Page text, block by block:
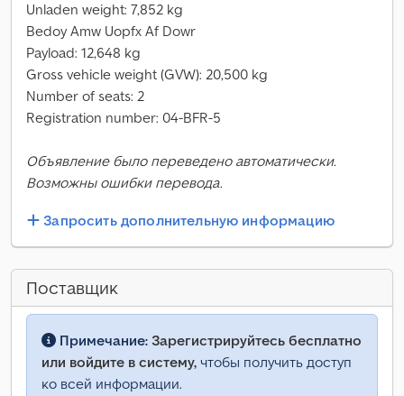
Unladen weight: 7,852 kg
Bedoy Amw Uopfx Af Dowr
Payload: 12,648 kg
Gross vehicle weight (GVW): 20,500 kg
Number of seats: 2
Registration number: 04-BFR-5
Объявление было переведено автоматически.
Возможны ошибки перевода.
Запросить дополнительную информацию
Поставщик
Примечание: Зарегистрируйтесь бесплатно
или войдите в систему, чтобы получить доступ
ко всей информации.